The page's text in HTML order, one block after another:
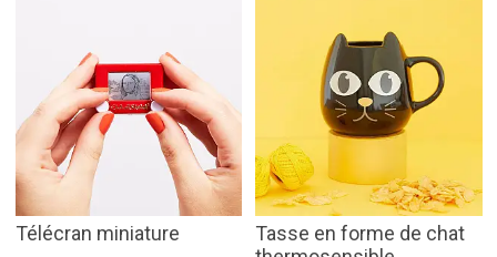
Télécran miniature
Tasse en forme de chat